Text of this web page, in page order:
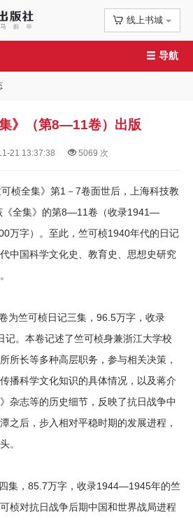
线上书城首
页
告
书
材
期
刊
导航
集》（第8—11卷）出版
21 13:37:38 5069 次
桢全集》第1－7卷面世后，上海科技教
《全集》的第8—11卷（收录1941—
万字）。至此，竺可桢1940年代的日记
中国科学文化史、教育史、思想史研究
竺可桢日记三集，96.5万字，收录
。本卷记述了竺可桢身兼浙江大学校
所长等多种高层职务，参与相关决策，
播科学文化知识的具体情况，以及蒋介
杂志等的历史细节，反映了抗日战争中
之后，步入相对平稳时期的发展进程，
。
，85.7万字，收录1944—1945年的竺
桢对抗日战争后期中国和世界战局进程